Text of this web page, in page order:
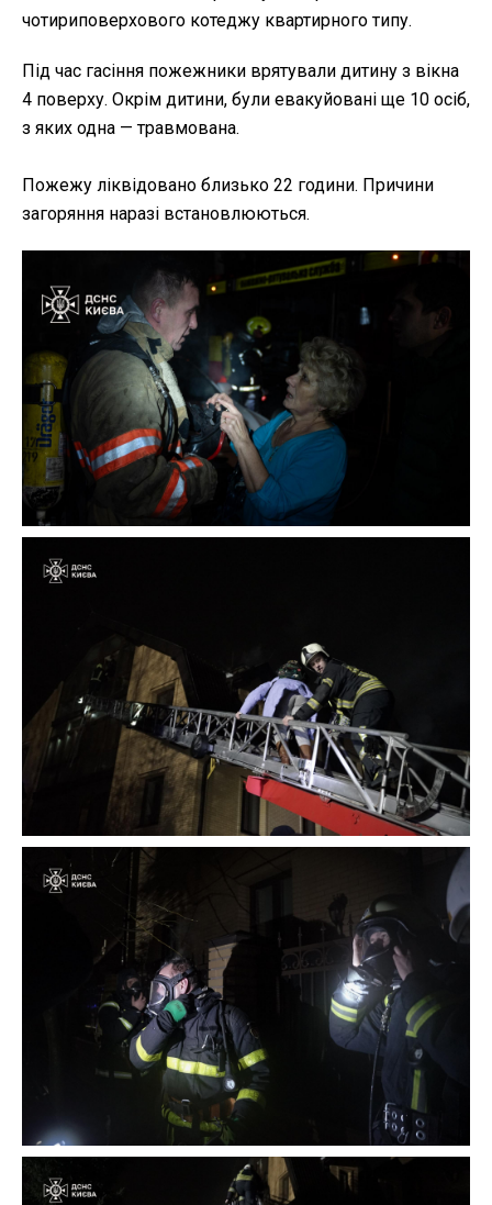
чотириповерхового котеджу квартирного типу.
Під час гасіння пожежники врятували дитину з вікна
4 поверху. Окрім дитини, були евакуйовані ще 10 осіб,
з яких одна — травмована.
Пожежу ліквідовано близько 22 години. Причини
загоряння наразі встановлюються.